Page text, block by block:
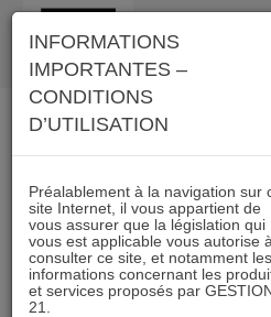
Skip
content
07.12.2023 - Partagez
INFORMATIONS
IMPORTANTES –
CONDITIONS
D’UTILISATION
Préalablement à la navigation sur
site Internet, il vous appartient de
vous assurer que la législation qui
vous est applicable vous autorise à
consulter ce site, et notamment les
informations concernant les
et services proposés par
21.